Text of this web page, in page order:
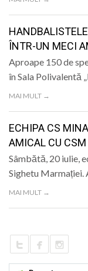
POLITIC
LIFE
ÎNTR-UN MECI
Aproape 150 de
în Sala Polivalentă
MAI MULT →
ECHIPA CS
AMICAL CU
Sâmbătă, 20 iulie,
Sighetu
MAI MULT →